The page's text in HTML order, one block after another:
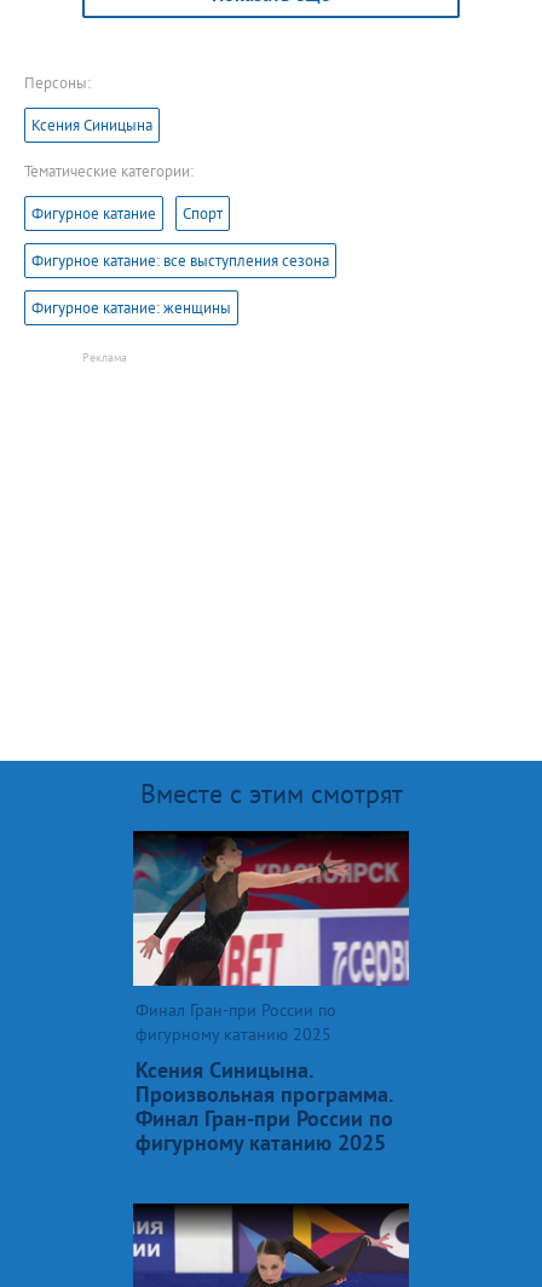
Персоны:
Ксения Синицына
Тематические категории:
Фигурное катание Спорт
Фигурное катание: все выступления сезона
Фигурное катание: женщины
Вместе с этим смотрят
Финал Гран-при России по
фигурному катанию 2025
Ксения Синицына.
Произвольная программа.
Финал Гран-при России по
фигурному катанию 2025